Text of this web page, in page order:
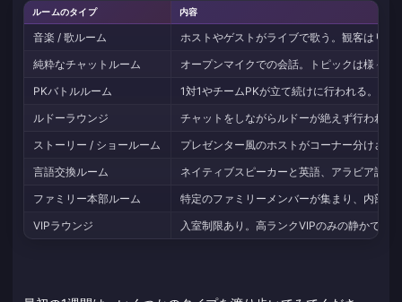
ルームのタイプ 内容
音楽 / 歌ルーム
ホストやゲストがライブで歌う。観客はリク
純粋なチャットルーム
オープンマイクでの会話。トピックは様々で
PKバトルルーム
1対1やチームPKが立て続けに行われる。
ルドーラウンジ
チャットをしながらルドーが絶えず行われて
ストーリー / ショールーム
プレゼンター風のホストがコーナー分けされ
言語交換ルーム
ネイティブスピーカーと英語、アラビア語、
ファミリー本部ルーム
特定のファミリーメンバーが集まり、内部イ
VIPラウンジ
入室制限あり。高ランクVIPのみの静かで落